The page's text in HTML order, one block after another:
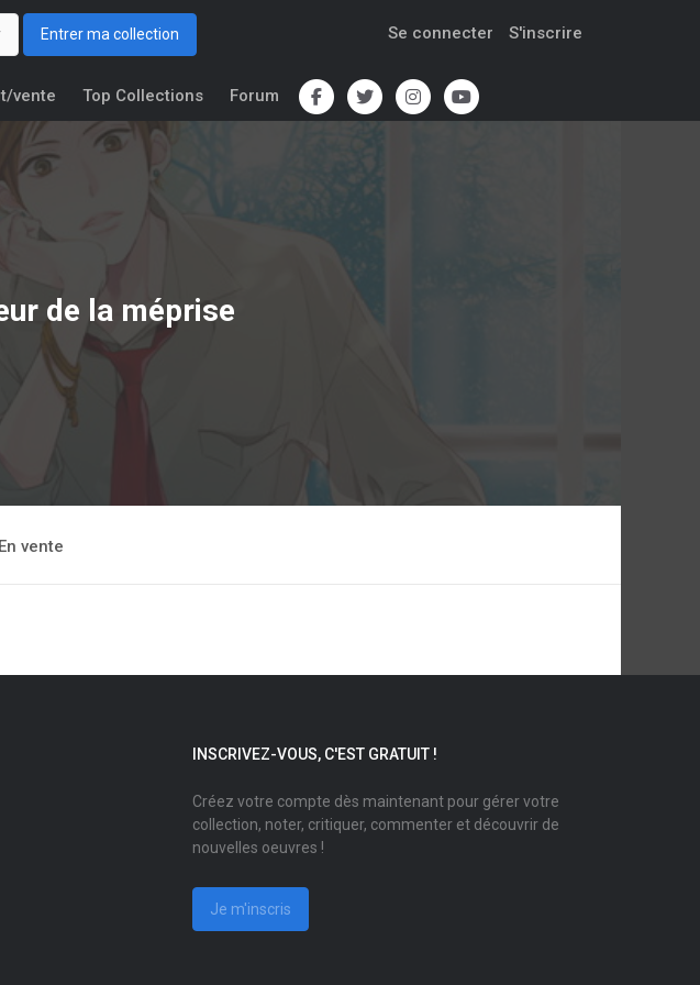
Entrer ma collection Se connecter S'inscrire
vente Top Collections Forum
de la méprise
En vente
INSCRIVEZ-VOUS, C'EST GRATUIT !
Créez votre compte dès maintenant pour gérer votre
collection, noter, critiquer, commenter et découvrir de
nouvelles oeuvres !
Je m'inscris